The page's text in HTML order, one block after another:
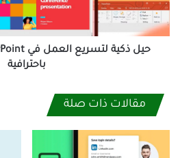
وإنجاز
العروض
باحترافية
باحترافية
مقالات ذات صلة